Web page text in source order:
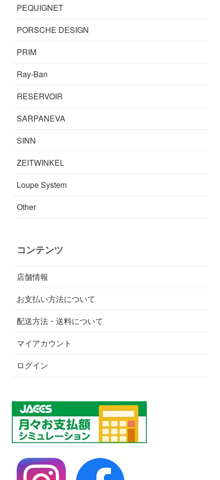
PEQUIGNET
PORSCHE DESIGN
PRIM
Ray-Ban
RESERVOIR
SARPANEVA
SINN
ZEITWINKEL
Loupe System
Other
コンテンツ
店舗情報
お支払い方法について
配送方法・送料について
マイアカウント
ログイン